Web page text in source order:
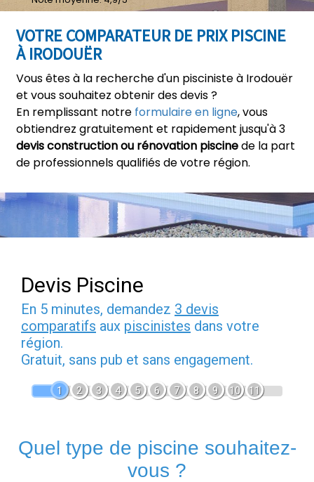
VOTRE COMPARATEUR DE PRIX PISCINE
À IRODOUËR
Vous êtes à la recherche d'un pisciniste à Irodouër
et vous souhaitez obtenir des devis ?
En remplissant notre formulaire en ligne, vous
obtiendrez gratuitement et rapidement jusqu'à 3
devis construction ou rénovation piscinede la part
de professionnels qualifiés de votre région.
Devis Piscine
En 5 minutes, demandez 3 devis
comparatifs aux piscinistes dans votre
région.
Gratuit, sans pub et sans engagement.
1 2 3 4 5 6 7 8 9 10 11
Quel type de piscine souhaitez-
vous ?